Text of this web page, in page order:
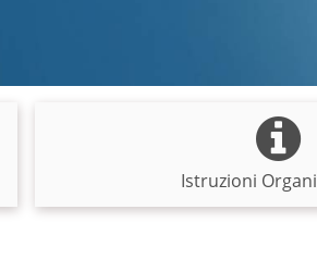
Istruzioni